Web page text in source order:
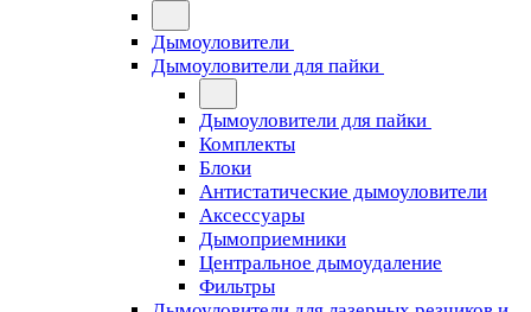
Дымоуловители
Дымоуловители для пайки
Дымоуловители для пайки
Комплекты
Блоки
Антистатические дымоуловители
Аксессуары
Дымоприемники
Центральное дымоудаление
Фильтры